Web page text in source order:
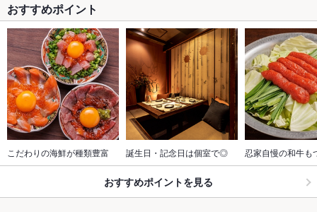
おすすめポイント
こだわりの海鮮が種類豊富 誕生日・記念日は個室で◎ 忍家自慢の和牛も
おすすめポイントを見る